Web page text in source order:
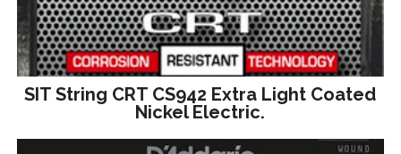
SIT String CRT CS942 Extra Light Coated
Nickel Electric.